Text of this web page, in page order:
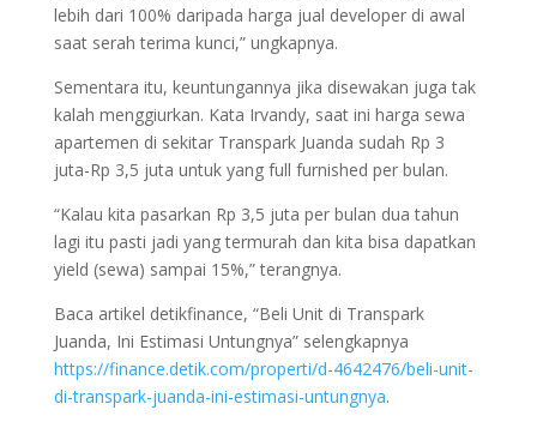
lebih dari 100% daripada harga jual developer di awal
saat serah terima kunci,” ungkapnya.
Sementara itu, keuntungannya jika disewakan juga tak
kalah menggiurkan. Kata Irvandy, saat ini harga sewa
apartemen di sekitar Transpark Juanda sudah Rp 3
juta-Rp 3,5 juta untuk yang full furnished per bulan.
“Kalau kita pasarkan Rp 3,5 juta per bulan dua tahun
lagi itu pasti jadi yang termurah dan kita bisa dapatkan
yield (sewa) sampai 15%,” terangnya.
Baca artikel detikfinance, “Beli Unit di Transpark
Juanda, Ini Estimasi Untungnya” selengkapnya
https://finance.detik.com/properti/d-4642476/beli-unit-
di-transpark-juanda-ini-estimasi-untungnya.